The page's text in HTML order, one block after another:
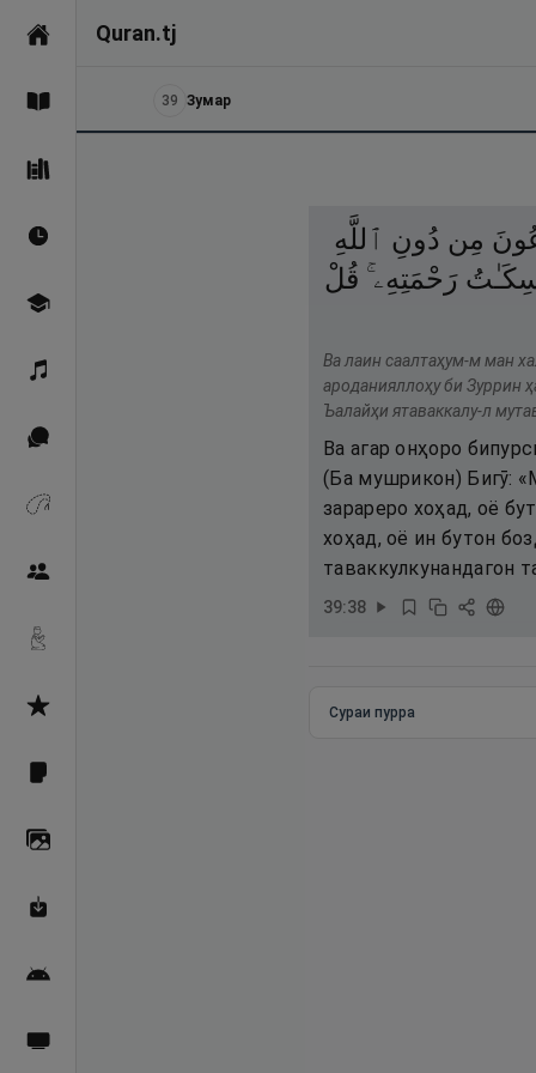
Quran.tj
Асосӣ
39 Зумар
مِن دُونِ ٱللَّهِ
رَحْمَتِهِۦ ۚ قُلْ
Ва лаин саалтаҳум-м ман
ароданияллоҳу би Зуррин
Ъалайҳи ятаваккалу-л
Ва агар онҳоро
(Ба мушрикон) Бигӯ:
зарареро хоҳад, оё
хоҳад, оё ин бутон
таваккулкунандагон
39:38
Сураи пурра